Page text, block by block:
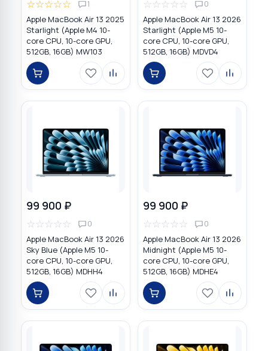
☆☆☆☆☆ 1
Apple MacBook Air 13 2025
Starlight (Apple M4 10-
core CPU, 10-core GPU,
512GB, 16GB) MW103
☆☆☆☆☆ 0
Apple MacBook Air 13 2026
Starlight (Apple M5 10-
core CPU, 10-core GPU,
512GB, 16GB) MDVD4
99 900 ₽
☆☆☆☆☆ 0
Apple MacBook Air 13 2026
Sky Blue (Apple M5 10-
core CPU, 10-core GPU,
512GB, 16GB) MDHH4
99 900 ₽
☆☆☆☆☆ 0
Apple MacBook Air 13 2026
Midnight (Apple M5 10-
core CPU, 10-core GPU,
512GB, 16GB) MDHE4